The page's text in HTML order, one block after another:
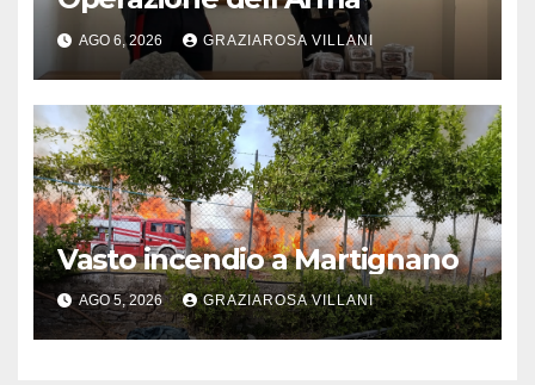
AGO 6, 2026 GRAZIAROSA VILLANI
Vasto incendio a Martignano
AGO 5, 2026 GRAZIAROSA VILLANI